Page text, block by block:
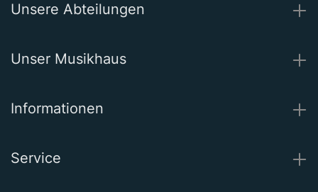
Unsere Abteilungen
Unser Musikhaus
Informationen
Service